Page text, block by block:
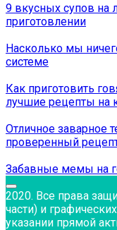
9 вкусных супов на
приготовлении
Насколько мы
системе
Как приготовить
лучшие рецепты на
Отличное заварное
проверенный
Забавные мемы на
2020. Все права
части) и
указании прямой